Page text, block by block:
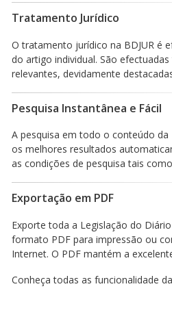
Tratamento Jurídico
O tratamento jurídico na BDJUR é
do artigo individual. São
relevantes, devidamente
Pesquisa Instantânea e Fácil
A pesquisa em todo o conteúdo da
os melhores resultados
as condições de pesquisa tais
Exportação em PDF
Exporte toda a Legislação do
formato PDF para impressão ou
Internet. O PDF mantém a
Conheça todas as funcionalidade